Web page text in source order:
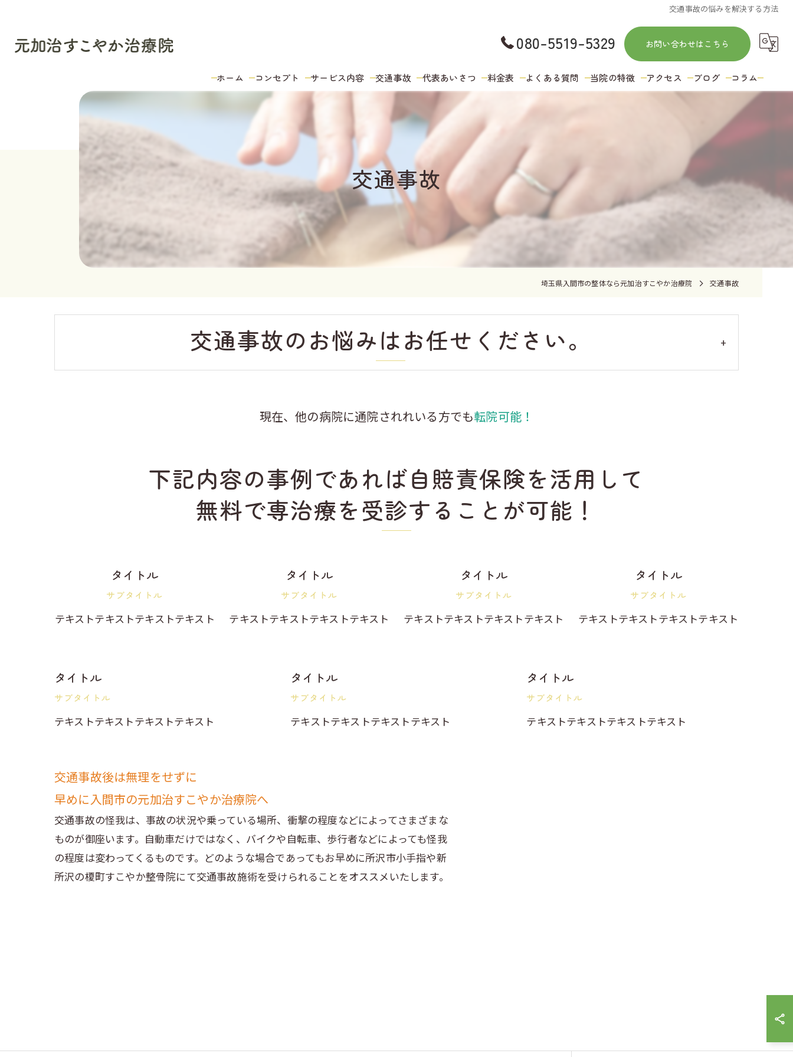
交通事故の悩みを解決する方法
080-5519-5329 お問い合わせはこちら
ホーム コンセプト サービス内容 交通事故 代表あいさつ 料金表 よくある質問 当院の特徴
ストレッチ
アクセス ブログ コラム
交通事故
埼玉県入間市の整体なら元加治すこやか治療院 交通事故
交通事故のお悩みはお任せください。
現在、他の病院に通院されれいる方でも転院可能！
下記内容の事例であれば自賠責保険を活用して
無料で専治療を受診することが可能！
タイトル
サブタイトル
テキストテキストテキストテキスト
タイトル
サブタイトル
テキストテキストテキストテキスト
タイトル
サブタイトル
テキストテキストテキストテキスト
タイトル
サブタイトル
テキストテキストテキストテキスト
タイトル
サブタイトル
テキストテキストテキストテキスト
タイトル
サブタイトル
テキストテキストテキストテキスト
タイトル
サブタイトル
テキストテキストテキストテキスト
交通事故後は無理をせずに
早めに入間市の元加治すこやか治療院へ
交通事故の怪我は、事故の状況や乗っている場所、衝撃の程度などによってさまざまな
ものが御座います。自動車だけではなく、バイクや自転車、歩行者などによっても怪我
の程度は変わってくるものです。どのような場合であってもお早めに所沢市小手指や新
所沢の榎町すこやか整骨院にて交通事故施術を受けられることをオススメいたします。